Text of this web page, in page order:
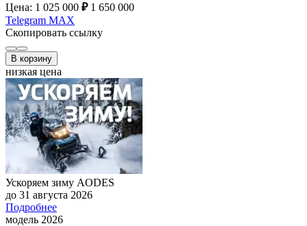
Цена: 1 025 000 ₽ 1 650 000
Telegram MAX
Скопировать ссылку
В корзину
низкая цена
Ускоряем зиму AODES
до 31 августа 2026
Подробнее
модель 2026